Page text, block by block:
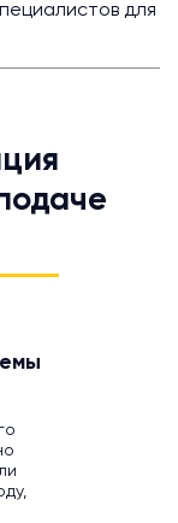
для